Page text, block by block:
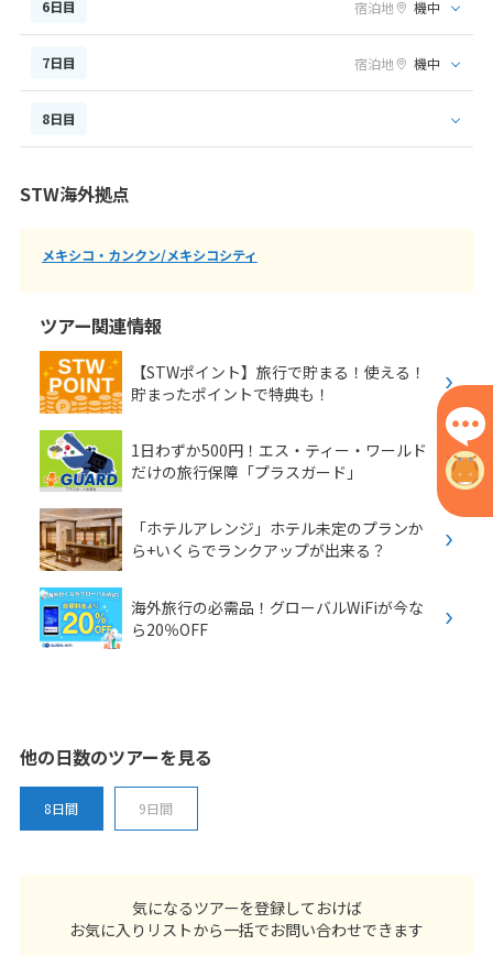
6日目 宿泊地 機中
7日目 宿泊地 機中
8日目
STW海外拠点
メキシコ・カンクン/メキシコシティ
ツアー関連情報
【STWポイント】旅行で貯まる！使える！
貯まったポイントで特典も！
1日わずか500円！エス・ティー・ワールド
だけの旅行保障「プラスガード」
「ホテルアレンジ」ホテル未定のプランか
ら+いくらでランクアップが出来る？
海外旅行の必需品！グローバルWiFiが今な
ら20％OFF
他の日数のツアーを見る
8日間 9日間
気になるツアーを登録しておけば
お気に入りリストから一括でお問い合わせできます